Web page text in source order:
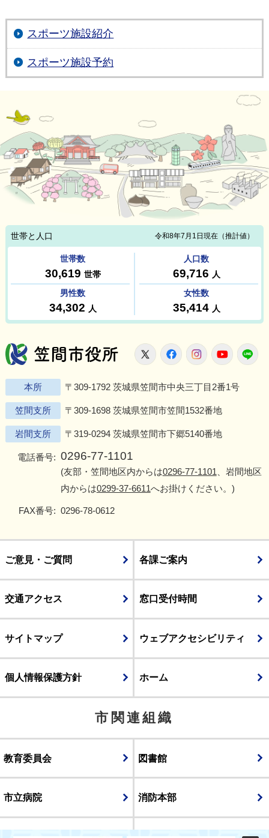
スポーツ施設紹介
スポーツ施設予約
笠間市役所
X FacebookInstagram
本所 〒309-1792 茨城県笠間市中央三丁目2番1号
笠間支所 〒309-1698 茨城県笠間市笠間1532番地
岩間支所 〒319-0294 茨城県笠間市下郷5140番地
電話番号: 0296-77-1101
(友部・笠間地区内からは0296-77-1101 、岩間地区
内からは0299-37-6611へお掛けください。)
FAX番号: 0296-78-0612
ご意見・ご質問 各課ご案内
交通アクセス 窓口受付時間
サイトマップ ウェブアクセシビリティ
個人情報保護方針 ホーム
市関連組織
教育委員会 図書館
市立病院 消防本部